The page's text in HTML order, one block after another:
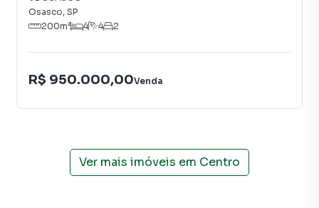
Osasco, SP
200m² 4 4 2
R$ 950.000,00Venda
Ver mais imóveis em Centro